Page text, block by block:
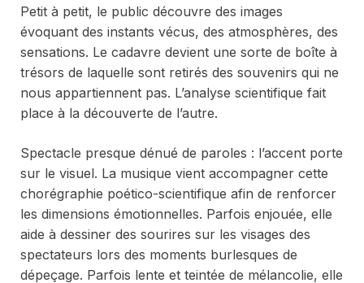
Petit à petit, le public découvre des images
évoquant des instants vécus, des atmosphères, des
sensations. Le cadavre devient une sorte de boîte à
trésors de laquelle sont retirés des souvenirs qui ne
nous appartiennent pas. L’analyse scientifique fait
place à la découverte de l’autre.
Spectacle presque dénué de paroles : l’accent porte
sur le visuel. La musique vient accompagner cette
chorégraphie poético-scientifique afin de renforcer
les dimensions émotionnelles. Parfois enjouée, elle
aide à dessiner des sourires sur les visages des
spectateurs lors des moments burlesques de
dépeçage. Parfois lente et teintée de mélancolie, elle